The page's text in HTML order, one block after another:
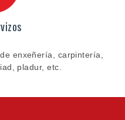
enxeñería, carpintería,
pladur, etc.